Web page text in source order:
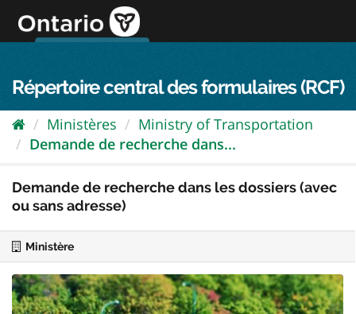
directement
au
Répertoire central des formulaires (RCF)
Ministères
Ministry of Transportation
Demande de recherche dans...
Demande de recherche dans les dossiers (avec
ou sans adresse)
Ministère